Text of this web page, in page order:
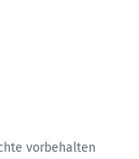
vorbehalten